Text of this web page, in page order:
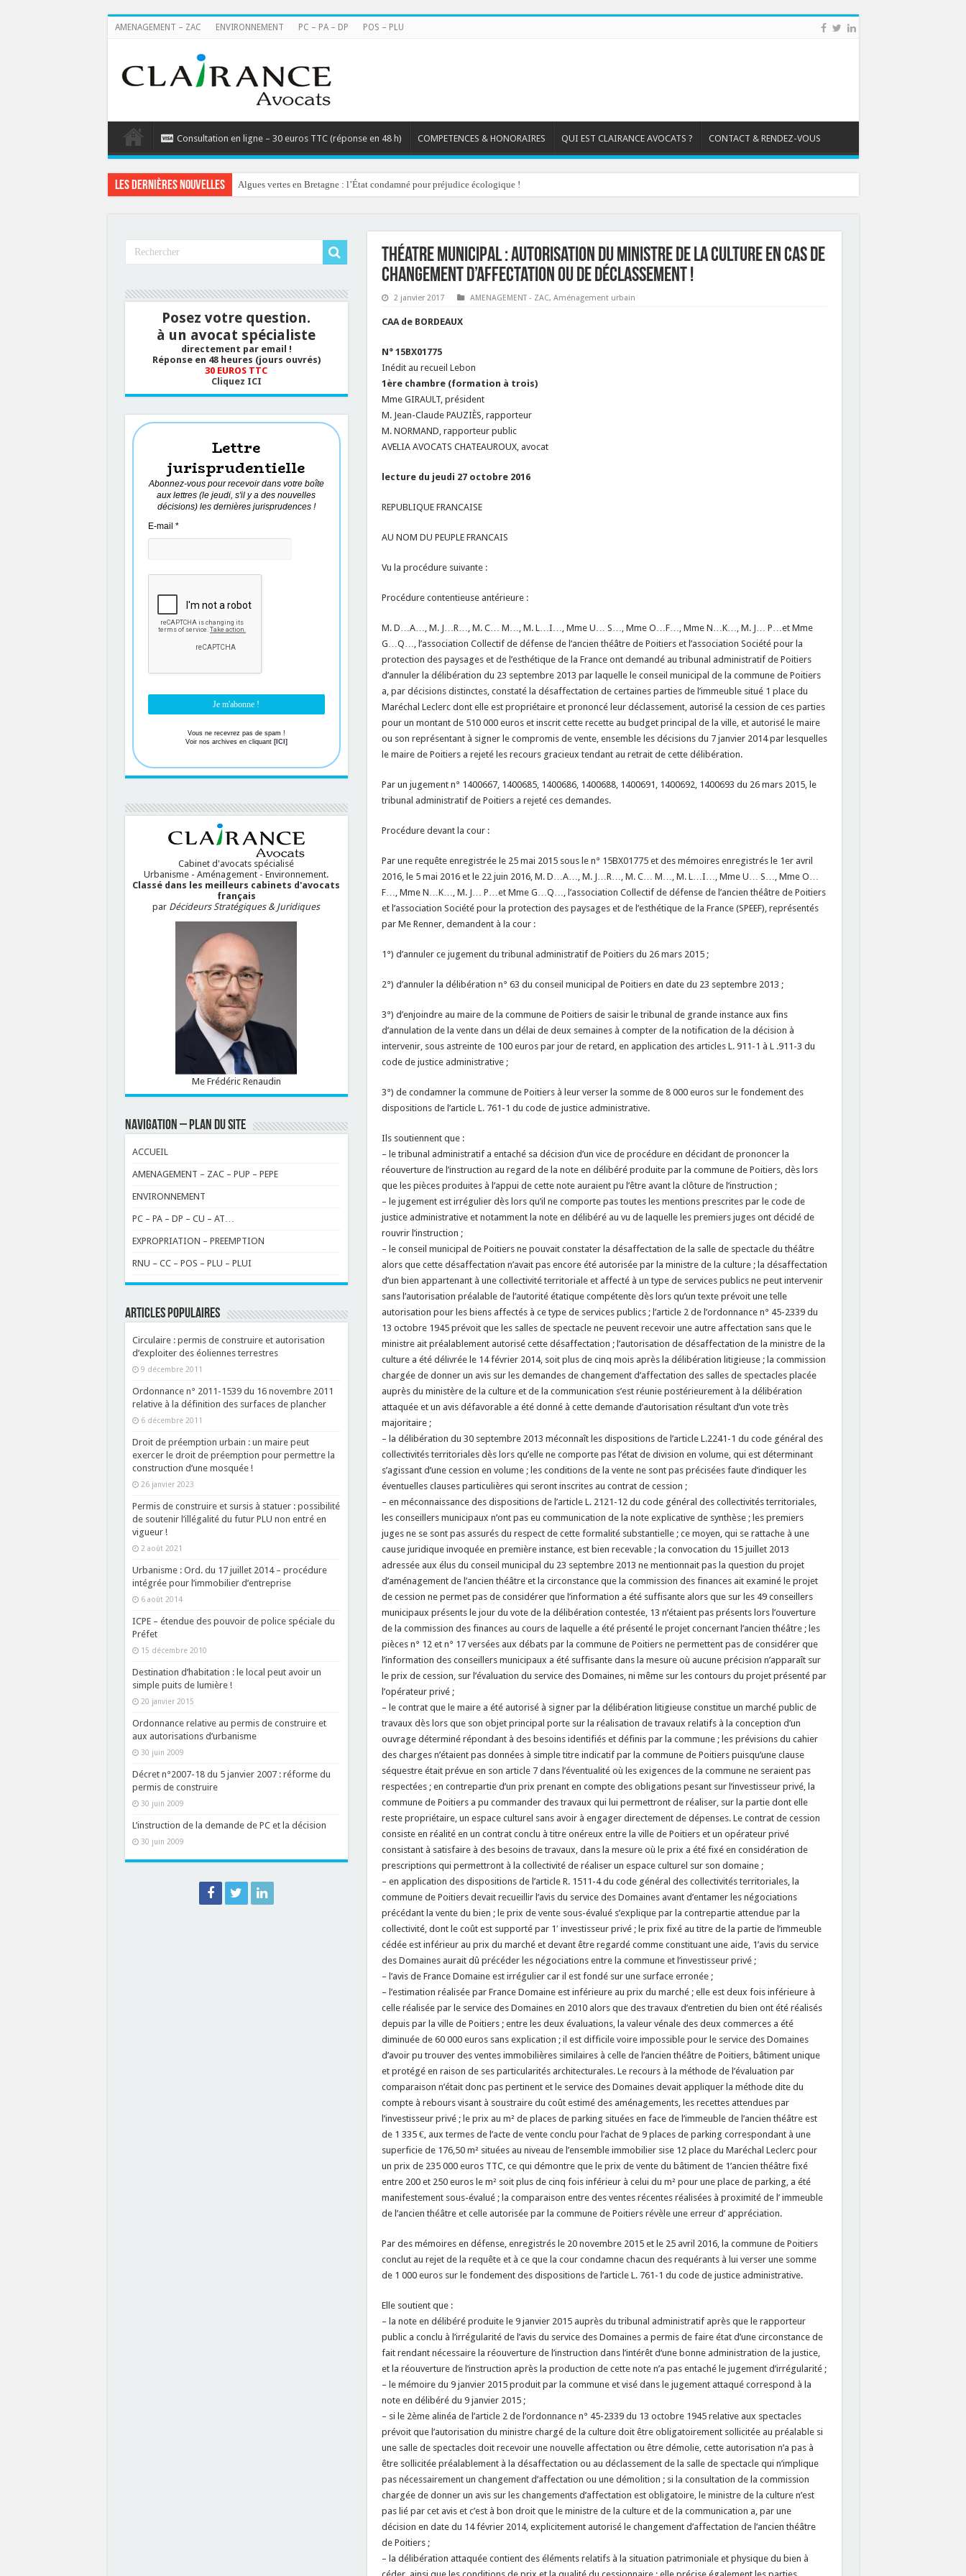
AMENAGEMENT – ZAC ENVIRONNEMENT PC – PA – DP POS – PLU
Consultation en ligne – 30 euros TTC (réponse en 48 h) COMPETENCES & HONORAIRES QUI EST CLAIRANCE AVOCATS ? CONTACT & RENDEZ-VOUS
Les dernières nouvelles Algues vertes en Bretagne : l’État condamné pour préjudice écologique !
Théatre municipal : autorisation du ministre de la culture en cas de
changement d’affectation ou de déclassement !
2 janvier 2017 AMENAGEMENT - ZAC, Aménagement urbain
CAA de BORDEAUX
N° 15BX01775
Inédit au recueil Lebon
1ère chambre (formation à trois)
Mme GIRAULT, président
M. Jean-Claude PAUZIÈS, rapporteur
M. NORMAND, rapporteur public
AVELIA AVOCATS CHATEAUROUX, avocat
lecture du jeudi 27 octobre 2016
REPUBLIQUE FRANCAISE
AU NOM DU PEUPLE FRANCAIS
Vu la procédure suivante :
Procédure contentieuse antérieure :
M. D…A…, M. J…R…, M. C… M…, M. L…I…, Mme U… S…, Mme O…F…, Mme N…K…, M. J… P…et Mme
G…Q…, l’association Collectif de défense de l’ancien théâtre de Poitiers et l’association Société pour la
protection des paysages et de l’esthétique de la France ont demandé au tribunal administratif de Poitiers
d’annuler la délibération du 23 septembre 2013 par laquelle le conseil municipal de la commune de Poitiers
a, par décisions distinctes, constaté la désaffectation de certaines parties de l’immeuble situé 1 place du
Maréchal Leclerc dont elle est propriétaire et prononcé leur déclassement, autorisé la cession de ces parties
pour un montant de 510 000 euros et inscrit cette recette au budget principal de la ville, et autorisé le maire
ou son représentant à signer le compromis de vente, ensemble les décisions du 7 janvier 2014 par lesquelles
le maire de Poitiers a rejeté les recours gracieux tendant au retrait de cette délibération.
Par un jugement n° 1400667, 1400685, 1400686, 1400688, 1400691, 1400692, 1400693 du 26 mars 2015, le
tribunal administratif de Poitiers a rejeté ces demandes.
Procédure devant la cour :
Par une requête enregistrée le 25 mai 2015 sous le n° 15BX01775 et des mémoires enregistrés le 1er avril
2016, le 5 mai 2016 et le 22 juin 2016, M. D…A…, M. J…R…, M. C… M…, M. L…I…, Mme U… S…, Mme O…
F…, Mme N…K…, M. J… P…et Mme G…Q…, l’association Collectif de défense de l’ancien théâtre de Poitiers
et l’association Société pour la protection des paysages et de l’esthétique de la France (SPEEF), représentés
par Me Renner, demandent à la cour :
1°) d’annuler ce jugement du tribunal administratif de Poitiers du 26 mars 2015 ;
2°) d’annuler la délibération n° 63 du conseil municipal de Poitiers en date du 23 septembre 2013 ;
3°) d’enjoindre au maire de la commune de Poitiers de saisir le tribunal de grande instance aux fins
d’annulation de la vente dans un délai de deux semaines à compter de la notification de la décision à
intervenir, sous astreinte de 100 euros par jour de retard, en application des articles L. 911-1 à L .911-3 du
code de justice administrative ;
3°) de condamner la commune de Poitiers à leur verser la somme de 8 000 euros sur le fondement des
dispositions de l’article L. 761-1 du code de justice administrative.
Ils soutiennent que :
– le tribunal administratif a entaché sa décision d’un vice de procédure en décidant de prononcer la
réouverture de l’instruction au regard de la note en délibéré produite par la commune de Poitiers, dès lors
que les pièces produites à l’appui de cette note auraient pu l’être avant la clôture de l’instruction ;
– le jugement est irrégulier dès lors qu’il ne comporte pas toutes les mentions prescrites par le code de
justice administrative et notamment la note en délibéré au vu de laquelle les premiers juges ont décidé de
rouvrir l’instruction ;
– le conseil municipal de Poitiers ne pouvait constater la désaffectation de la salle de spectacle du théâtre
alors que cette désaffectation n’avait pas encore été autorisée par la ministre de la culture ; la désaffectation
d’un bien appartenant à une collectivité territoriale et affecté à un type de services publics ne peut intervenir
sans l’autorisation préalable de l’autorité étatique compétente dès lors qu’un texte prévoit une telle
autorisation pour les biens affectés à ce type de services publics ; l’article 2 de l’ordonnance n° 45-2339 du
13 octobre 1945 prévoit que les salles de spectacle ne peuvent recevoir une autre affectation sans que le
ministre ait préalablement autorisé cette désaffectation ; l’autorisation de désaffectation de la ministre de la
culture a été délivrée le 14 février 2014, soit plus de cinq mois après la délibération litigieuse ; la commission
chargée de donner un avis sur les demandes de changement d’affectation des salles de spectacles placée
auprès du ministère de la culture et de la communication s’est réunie postérieurement à la délibération
attaquée et un avis défavorable a été donné à cette demande d’autorisation résultant d’un vote très
majoritaire ;
– la délibération du 30 septembre 2013 méconnaît les dispositions de l’article L.2241-1 du code général des
collectivités territoriales dès lors qu’elle ne comporte pas l’état de division en volume, qui est déterminant
s’agissant d’une cession en volume ; les conditions de la vente ne sont pas précisées faute d’indiquer les
éventuelles clauses particulières qui seront inscrites au contrat de cession ;
– en méconnaissance des dispositions de l’article L. 2121-12 du code général des collectivités territoriales,
les conseillers municipaux n’ont pas eu communication de la note explicative de synthèse ; les premiers
juges ne se sont pas assurés du respect de cette formalité substantielle ; ce moyen, qui se rattache à une
cause juridique invoquée en première instance, est bien recevable ; la convocation du 15 juillet 2013
adressée aux élus du conseil municipal du 23 septembre 2013 ne mentionnait pas la question du projet
d’aménagement de l’ancien théâtre et la circonstance que la commission des finances ait examiné le projet
de cession ne permet pas de considérer que l’information a été suffisante alors que sur les 49 conseillers
municipaux présents le jour du vote de la délibération contestée, 13 n’étaient pas présents lors l’ouverture
de la commission des finances au cours de laquelle a été présenté le projet concernant l’ancien théâtre ; les
pièces n° 12 et n° 17 versées aux débats par la commune de Poitiers ne permettent pas de considérer que
l’information des conseillers municipaux a été suffisante dans la mesure où aucune précision n’apparaît sur
le prix de cession, sur l’évaluation du service des Domaines, ni même sur les contours du projet présenté par
l’opérateur privé ;
– le contrat que le maire a été autorisé à signer par la délibération litigieuse constitue un marché public de
travaux dès lors que son objet principal porte sur la réalisation de travaux relatifs à la conception d’un
ouvrage déterminé répondant à des besoins identifiés et définis par la commune ; les prévisions du cahier
des charges n’étaient pas données à simple titre indicatif par la commune de Poitiers puisqu’une clause
séquestre était prévue en son article 7 dans l’éventualité où les exigences de la commune ne seraient pas
respectées ; en contrepartie d’un prix prenant en compte des obligations pesant sur l’investisseur privé, la
commune de Poitiers a pu commander des travaux qui lui permettront de réaliser, sur la partie dont elle
reste propriétaire, un espace culturel sans avoir à engager directement de dépenses. Le contrat de cession
consiste en réalité en un contrat conclu à titre onéreux entre la ville de Poitiers et un opérateur privé
consistant à satisfaire à des besoins de travaux, dans la mesure où le prix a été fixé en considération de
prescriptions qui permettront à la collectivité de réaliser un espace culturel sur son domaine ;
– en application des dispositions de l’article R. 1511-4 du code général des collectivités territoriales, la
commune de Poitiers devait recueillir l’avis du service des Domaines avant d’entamer les négociations
précédant la vente du bien ; le prix de vente sous-évalué s’explique par la contrepartie attendue par la
collectivité, dont le coût est supporté par 1′ investisseur privé ; le prix fixé au titre de la partie de l’immeuble
cédée est inférieur au prix du marché et devant être regardé comme constituant une aide, 1’avis du service
des Domaines aurait dû précéder les négociations entre la commune et l’investisseur privé ;
– l’avis de France Domaine est irrégulier car il est fondé sur une surface erronée ;
– l’estimation réalisée par France Domaine est inférieure au prix du marché ; elle est deux fois inférieure à
celle réalisée par le service des Domaines en 2010 alors que des travaux d’entretien du bien ont été réalisés
depuis par la ville de Poitiers ; entre les deux évaluations, la valeur vénale des deux commerces a été
diminuée de 60 000 euros sans explication ; il est difficile voire impossible pour le service des Domaines
d’avoir pu trouver des ventes immobilières similaires à celle de l’ancien théâtre de Poitiers, bâtiment unique
et protégé en raison de ses particularités architecturales. Le recours à la méthode de l’évaluation par
comparaison n’était donc pas pertinent et le service des Domaines devait appliquer la méthode dite du
compte à rebours visant à soustraire du coût estimé des aménagements, les recettes attendues par
l’investisseur privé ; le prix au m² de places de parking situées en face de l’immeuble de l’ancien théâtre est
de 1 335 €, aux termes de l’acte de vente conclu pour l’achat de 9 places de parking correspondant à une
superficie de 176,50 m² situées au niveau de l’ensemble immobilier sise 12 place du Maréchal Leclerc pour
un prix de 235 000 euros TTC, ce qui démontre que le prix de vente du bâtiment de 1’ancien théâtre fixé
entre 200 et 250 euros le m² soit plus de cinq fois inférieur à celui du m² pour une place de parking, a été
manifestement sous-évalué ; la comparaison entre des ventes récentes réalisées à proximité de l’ immeuble
de l’ancien théâtre et celle autorisée par la commune de Poitiers révèle une erreur d’ appréciation.
Par des mémoires en défense, enregistrés le 20 novembre 2015 et le 25 avril 2016, la commune de Poitiers
conclut au rejet de la requête et à ce que la cour condamne chacun des requérants à lui verser une somme
de 1 000 euros sur le fondement des dispositions de l’article L. 761-1 du code de justice administrative.
Elle soutient que :
– la note en délibéré produite le 9 janvier 2015 auprès du tribunal administratif après que le rapporteur
public a conclu à l’irrégularité de l’avis du service des Domaines a permis de faire état d’une circonstance de
fait rendant nécessaire la réouverture de l’instruction dans l’intérêt d’une bonne administration de la justice,
et la réouverture de l’instruction après la production de cette note n’a pas entaché le jugement d’irrégularité ;
– le mémoire du 9 janvier 2015 produit par la commune et visé dans le jugement attaqué correspond à la
note en délibéré du 9 janvier 2015 ;
– si le 2ème alinéa de l’article 2 de l’ordonnance n° 45-2339 du 13 octobre 1945 relative aux spectacles
prévoit que l’autorisation du ministre chargé de la culture doit être obligatoirement sollicitée au préalable si
une salle de spectacles doit recevoir une nouvelle affectation ou être démolie, cette autorisation n’a pas à
être sollicitée préalablement à la désaffectation ou au déclassement de la salle de spectacle qui n’implique
pas nécessairement un changement d’affectation ou une démolition ; si la consultation de la commission
chargée de donner un avis sur les changements d’affectation est obligatoire, le ministre de la culture n’est
pas lié par cet avis et c’est à bon droit que le ministre de la culture et de la communication a, par une
décision en date du 14 février 2014, explicitement autorisé le changement d’affectation de l’ancien théâtre
de Poitiers ;
– la délibération attaquée contient des éléments relatifs à la situation patrimoniale et physique du bien à
Posez votre question.
à un avocat spécialiste
directement par email !
Réponse en 48 heures (jours ouvrés)
30 EUROS TTC
Cliquez ICI
Lettre
jurisprudentielle
Abonnez-vous pour recevoir dans votre boîte
aux lettres (le jeudi, s'il y a des nouvelles
décisions) les dernières jurisprudences !
E-mail *
Vous ne recevrez pas de spam !
Voir nos archives en cliquant [ICI]
Cabinet d'avocats spécialisé
Urbanisme - Aménagement - Environnement.
Classé dans les meilleurs cabinets d'avocats
français
par Décideurs Stratégiques & Juridiques
Me Frédéric Renaudin
NAVIGATION – PLAN DU SITE
ACCUEIL
AMENAGEMENT – ZAC – PUP – PEPE
ENVIRONNEMENT
PC – PA – DP – CU – AT…
EXPROPRIATION – PREEMPTION
RNU – CC – POS – PLU – PLUI
ARTICLES POPULAIRES
Circulaire : permis de construire et autorisation
d’exploiter des éoliennes terrestres
9 décembre 2011
Ordonnance n° 2011-1539 du 16 novembre 2011
relative à la définition des surfaces de plancher
6 décembre 2011
Droit de préemption urbain : un maire peut
exercer le droit de préemption pour permettre la
construction d’une mosquée !
26 janvier 2023
Permis de construire et sursis à statuer : possibilité
de soutenir l’illégalité du futur PLU non entré en
vigueur !
2 août 2021
Urbanisme : Ord. du 17 juillet 2014 – procédure
intégrée pour l’immobilier d’entreprise
6 août 2014
ICPE – étendue des pouvoir de police spéciale du
Préfet
15 décembre 2010
Destination d’habitation : le local peut avoir un
simple puits de lumière !
20 janvier 2015
Ordonnance relative au permis de construire et
aux autorisations d’urbanisme
30 juin 2009
Décret n°2007-18 du 5 janvier 2007 : réforme du
permis de construire
30 juin 2009
L’instruction de la demande de PC et la décision
30 juin 2009